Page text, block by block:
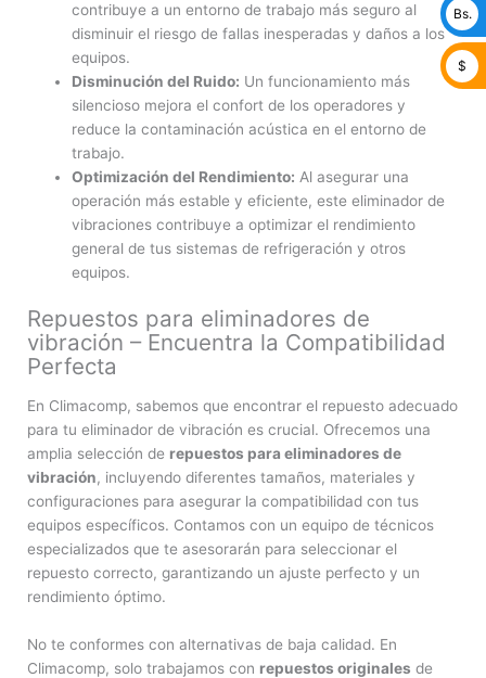
contribuye a un entorno de trabajo más seguro al
disminuir el riesgo de fallas inesperadas y daños a los
equipos.
Disminución del Ruido: Un funcionamiento más
silencioso mejora el confort de los operadores y
reduce la contaminación acústica en el entorno de
trabajo.
Optimización del Rendimiento: Al asegurar una
operación más estable y eficiente, este eliminador de
vibraciones contribuye a optimizar el rendimiento
general de tus sistemas de refrigeración y otros
equipos.
Repuestos para eliminadores de
vibración – Encuentra la Compatibilidad
Perfecta
En Climacomp, sabemos que encontrar el repuesto adecuado
para tu eliminador de vibración es crucial. Ofrecemos una
amplia selección de repuestos para eliminadores de
vibración, incluyendo diferentes tamaños, materiales y
configuraciones para asegurar la compatibilidad con tus
equipos específicos. Contamos con un equipo de técnicos
especializados que te asesorarán para seleccionar el
repuesto correcto, garantizando un ajuste perfecto y un
rendimiento óptimo.
No te conformes con alternativas de baja calidad. En
Climacomp, solo trabajamos con repuestos originales de
Bs.
$